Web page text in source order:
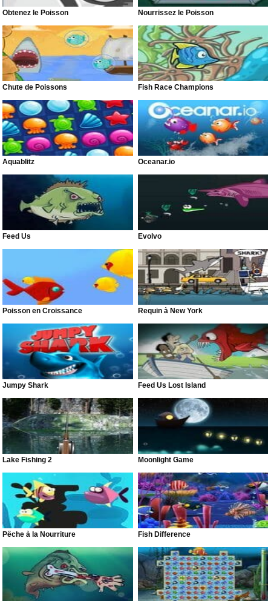
Obtenez le Poisson Nourrissez le Poisson
Chute de Poissons Fish Race Champions
Aquablitz Oceanar.io
Feed Us Evolvo
Poisson en Croissance Requin à New York
Jumpy Shark Feed Us Lost Island
Lake Fishing 2 Moonlight Game
Pêche à la Nourriture Fish Difference